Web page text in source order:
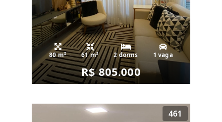
80 m² 61 m² 2 dorms 1 vaga
R$ 805.000
461